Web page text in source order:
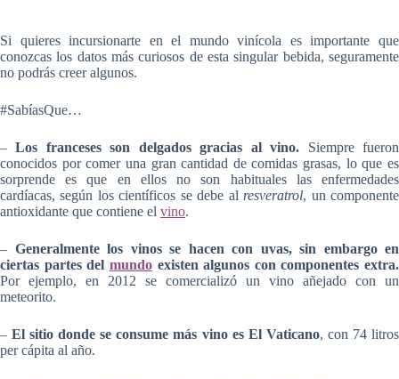
Si quieres incursionarte en el mundo vinícola es importante que
conozcas los datos más curiosos de esta singular bebida, seguramente
no podrás creer algunos.
#SabíasQue…
–Los franceses son delgados gracias al vino. Siempre fueron
conocidos por comer una gran cantidad de comidas grasas, lo que es
sorprende es que en ellos no son habituales las enfermedades
cardíacas, según los científicos se debe al resveratrol, un componente
antioxidante que contiene el vino.
– Generalmente los vinos se hacen con uvas, sin embargo en
ciertas partes del mundoexisten algunos con componentes extra.
Por ejemplo, en 2012 se comercializó un vino añejado con un
meteorito.
–El sitio donde se consume más vino es El Vaticano, con 74 litros
per cápita al año.